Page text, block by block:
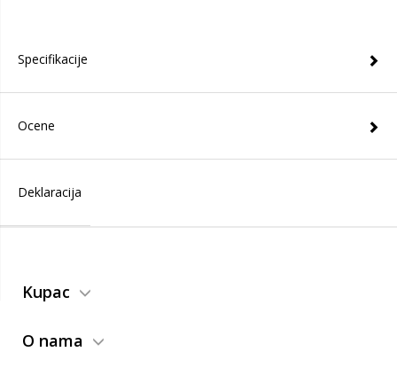
Specifikacije
Ocene
Deklaracija
Kupac
O nama